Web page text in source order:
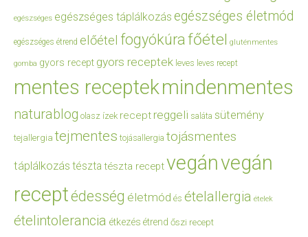
egészséges egészséges táplálkozás egészséges életmód
egészséges étrend előétel fogyókúrafőétel gluténmentes
gomba gyors recept gyors receptek leves leves recept
mentes receptekmindenmentes
naturablog olasz ízek recept reggeli saláta sütemény
tejallergia tejmentes tojásallergia tojásmentes
táplálkozás tészta tészta receptvegánvegán
receptédesség életmód és ételallergia ételek
ételintolerancia étkezés étrend őszi recept